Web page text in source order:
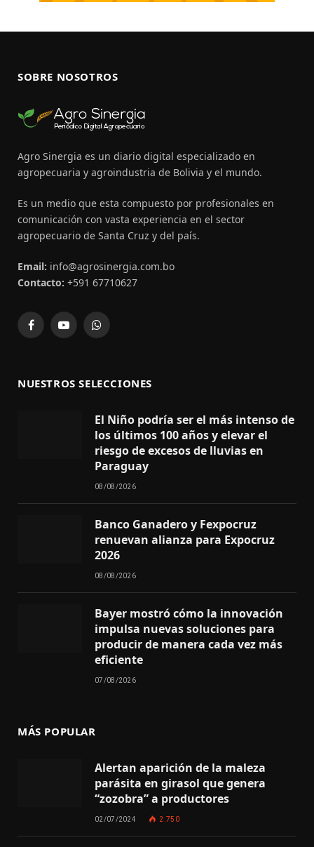
SOBRE NOSOTROS
Agro Sinergia es un diario digital especializado en
agropecuaria y agroindustria de Bolivia y el mundo.
Es un medio que esta compuesto por profesionales en
comunicación con vasta experiencia en el sector
agropecuario de Santa Cruz y del país.
Email: info@agrosinergia.com.bo
Contacto: +591 67710627
FacebookYouTubeWhatsApp
NUESTROS SELECCIONES
El Niño podría ser el más intenso de
los últimos 100 años y elevar el
riesgo de excesos de lluvias en
Paraguay
08/08/2026
Banco Ganadero y Fexpocruz
renuevan alianza para Expocruz
2026
08/08/2026
Bayer mostró cómo la innovación
impulsa nuevas soluciones para
producir de manera cada vez más
eficiente
07/08/2026
MÁS POPULAR
Alertan aparición de la maleza
parásita en girasol que genera
“zozobra” a productores
02/07/2024 2.750